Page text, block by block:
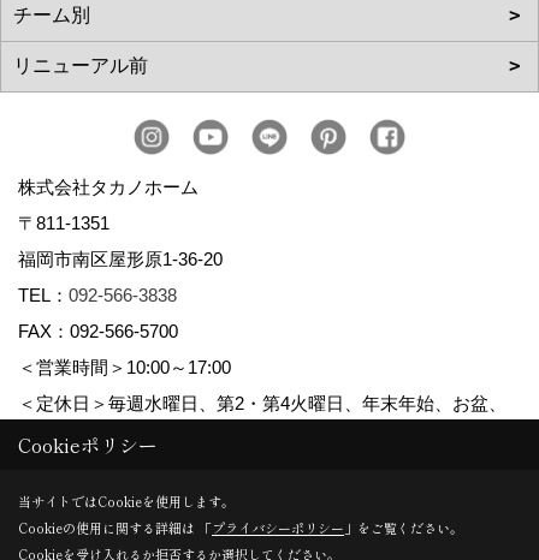
株式会社タカノホーム
〒811-1351
福岡市南区屋形原1-36-20
TEL： 092-566-3838
FAX：092-566-5700
＜営業時間＞10:00～17:00
＜定休日＞毎週水曜日、第2・第4火曜日、年末年始、お盆、
ゴールデンウィーク、夏季休暇
Copyright (c) TAKANO CONSTRUCTION CO.,LTD. All Rights Reserved.
Cookieポリシー
当サイトではCookieを使用します。
Cookieの使用に関する詳細は 「プライバシーポリシー 」をご覧ください。
Cookieを受け入れるか拒否するか選択してください。